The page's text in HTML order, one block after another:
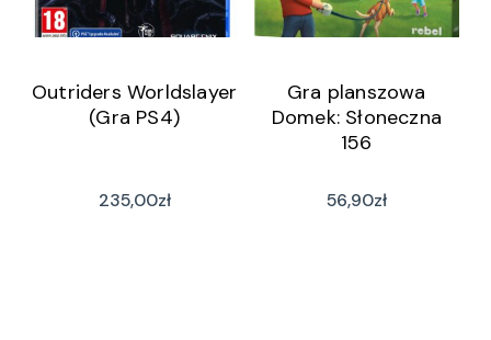
Outriders Worldslayer
(Gra PS4)
235,00zł
Gra planszowa
Domek: Słoneczna
156
56,90zł